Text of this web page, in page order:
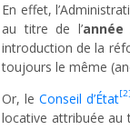
En effet,
au titre de l’année
introduction de la
toujours le même
Or, leConseil d’État[2]
locative attribuée au